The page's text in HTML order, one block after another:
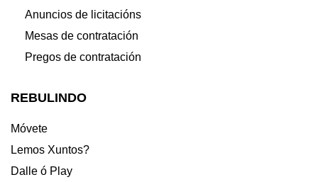
Anuncios de licitacións
Mesas de contratación
Pregos de contratación
REBULINDO
Móvete
Lemos Xuntos?
Dalle ó Play